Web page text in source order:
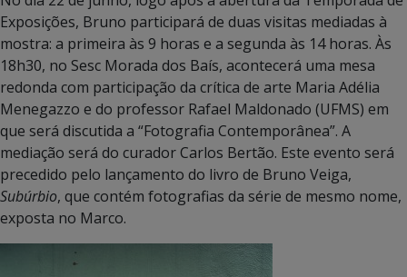
Exposições, Bruno participará de duas visitas mediadas à
mostra: a primeira às 9 horas e a segunda às 14 horas. Às
18h30, no Sesc Morada dos Baís, acontecerá uma mesa
redonda com participação da crítica de arte Maria Adélia
Menegazzo e do professor Rafael Maldonado (UFMS) em
que será discutida a “Fotografia Contemporânea”. A
mediação será do curador Carlos Bertão. Este evento será
precedido pelo lançamento do livro de Bruno Veiga,
Subúrbio, que contém fotografias da série de mesmo nome,
exposta no Marco.